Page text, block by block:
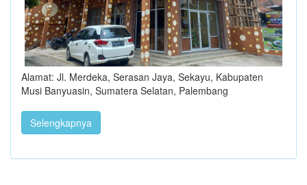
Alamat: Jl. Merdeka, Serasan Jaya, Sekayu, Kabupaten
Musi Banyuasin, Sumatera Selatan, Palembang
Selengkapnya